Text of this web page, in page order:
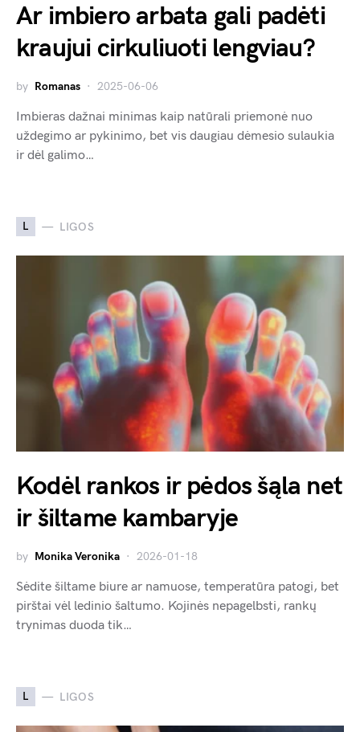
Ar imbiero arbata gali padėti
kraujui cirkuliuoti lengviau?
by Romanas 2025-06-06
Imbieras dažnai minimas kaip natūrali priemonė nuo
uždegimo ar pykinimo, bet vis daugiau dėmesio sulaukia
ir dėl galimo…
L LIGOS
Kodėl rankos ir pėdos šąla net
ir šiltame kambaryje
by Monika Veronika 2026-01-18
Sėdite šiltame biure ar namuose, temperatūra patogi, bet
pirštai vėl ledinio šaltumo. Kojinės nepagelbsti, rankų
trynimas duoda tik…
L LIGOS